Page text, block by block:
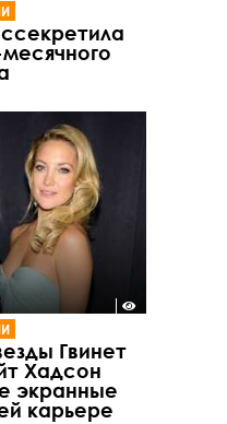
Гвинет
Хадсон
экранные
карьере